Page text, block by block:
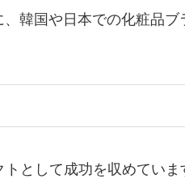
韓国や日本での化粧品
として成功を収めてい